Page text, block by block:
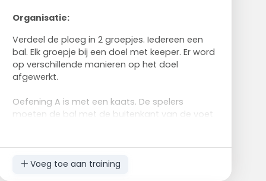
Organisatie:
Verdeel de ploeg in 2 groepjes. Iedereen een
bal. Elk groepje bij een doel met keeper. Er word
op verschillende manieren op het doel
afgewerkt.
Oefening A is met een kaats. De spelers
moeten de bal met de buitenkant van de voet
Bij oefening B krijgen ze de bal van de zijkant
Voeg toe aan training